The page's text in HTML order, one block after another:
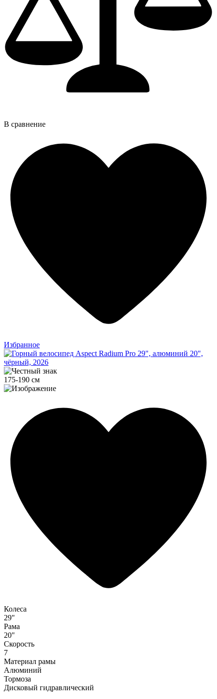
В сравнение
Избранное
175-190 см
Колеса
29"
Рама
20"
Скорость
7
Материал рамы
Алюминий
Тормоза
Дисковый гидравлический